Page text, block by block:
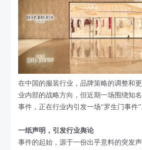
在中国的服装行业，品牌策略的调整和
业内部的战略方向，但近期一场围绕知
事件，正在行业内引发一场“罗生门事件”
一纸声明，引发行业舆论
事件的起始，源于一份出乎意料的突发